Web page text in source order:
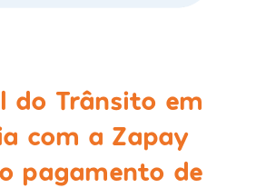
do Trânsito em
com a Zapay
pagamento de